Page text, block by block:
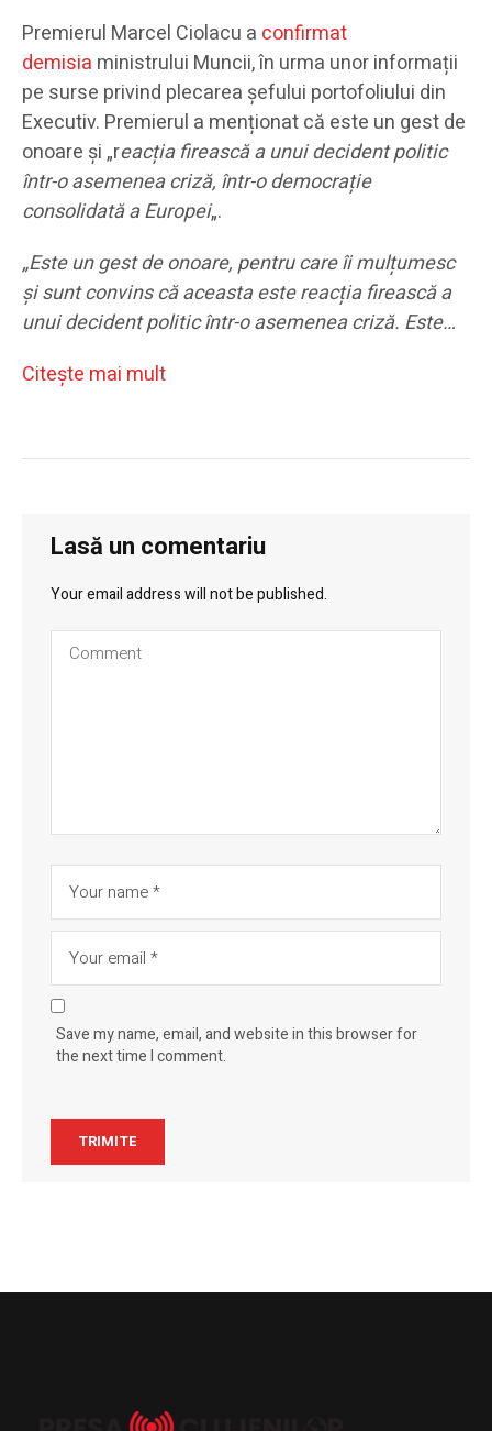
Premierul Marcel Ciolacu a confirmat
demisia ministrului Muncii, în urma unor informații
pe surse privind plecarea șefului portofoliului din
Executiv. Premierul a menționat că este un gest de
onoare și „reacția firească a unui decident politic
într-o asemenea criză, într-o democrație
consolidată a Europei„.
„Este un gest de onoare, pentru care îi mulțumesc
și sunt convins că aceasta este reacția firească a
unui decident politic într-o asemenea criză. Este…
Citeşte mai mult
Lasă un comentariu
Your email address will not be published.
Save my name, email, and website in this browser for
the next time I comment.